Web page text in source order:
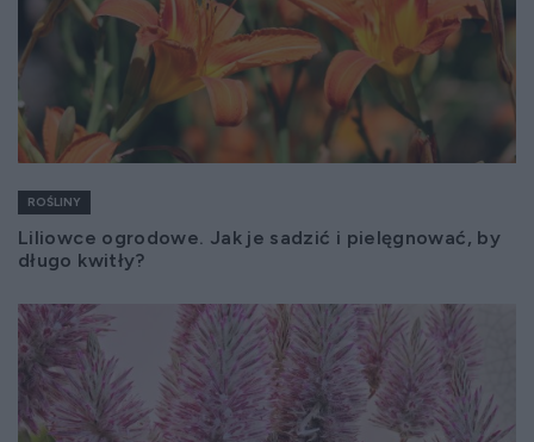
ROŚLINY
Liliowce ogrodowe. Jak je sadzić i pielęgnować, by
długo kwitły?